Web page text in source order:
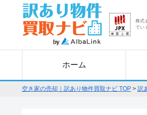
株式
てい
ホーム
空き家の売却｜訳あり物件買取ナビ TOP > 訳